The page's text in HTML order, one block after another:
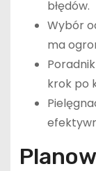
błędów.
Wybór
ma
krok po